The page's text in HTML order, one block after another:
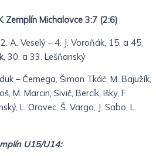
Zemplín Michalovce 3:7 (2:6)
A. Veselý – 4. J. Voroňák, 15. a 45.
30. a 33. Lešňanský
– Černega, Šimon Tkáč, M. Bajužík,
M. Marcin, Sivič, Bercík, Išky, F.
L. Oravec, Š. Varga, J. Sabo, L.
U15/U14: